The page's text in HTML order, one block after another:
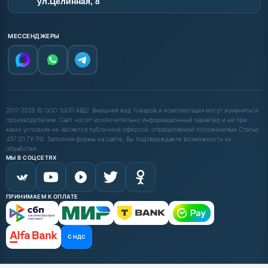
МЕССЕНДЖЕРЫ
2017-2025 © ООО "ШОП АВД". Внешний вид товаров и комплектация могут изменяться
производителем. Сайт носит исключительно информационный характер и ни при
каких условиях не является публичной офертой, определяемой положениями Статьи
437 (2) ГК РФ. Заполняя формы на сайте, Вы подтверждаете возможность их
обработки.
МЫ В СОЦСЕТЯХ
ПРИНИМАЕМ К ОПЛАТЕ
С НДС